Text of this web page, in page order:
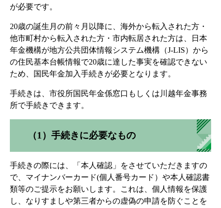
が必要です。
20歳の誕生月の前々月以降に、海外から転入された方・
他市町村から転入された方・市内転居された方は、日本
年金機構が地方公共団体情報システム機構（J-LIS）から
の住民基本台帳情報で20歳に達した事実を確認できない
ため、国民年金加入手続きが必要となります。
手続きは、市役所国民年金係窓口もしくは川越年金事務
所で手続きできます。
（1）手続きに必要なもの
手続きの際には、「本人確認」をさせていただきますの
で、マイナンバーカード(個人番号カード）や本人確認書
類等のご提示をお願いします。これは、個人情報を保護
し、なりすましや第三者からの虚偽の申請を防ぐことを